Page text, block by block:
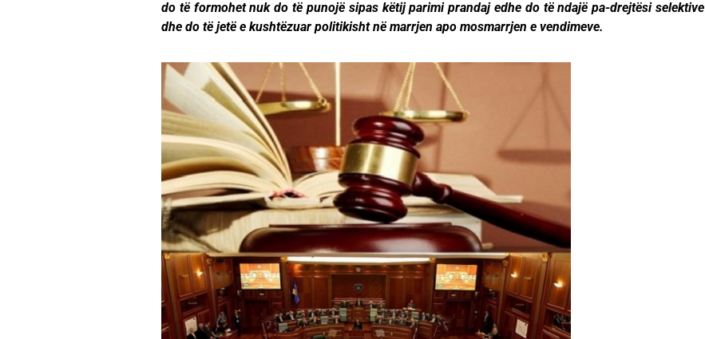
do të formohet nuk do të punojë sipas këtij parimi prandaj edhe do të ndajë pa-drejtësi selektive
dhe do të jetë e kushtëzuar politikisht në marrjen apo mosmarrjen e vendimeve.